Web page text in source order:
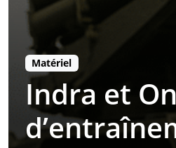
Matériel
Indra et